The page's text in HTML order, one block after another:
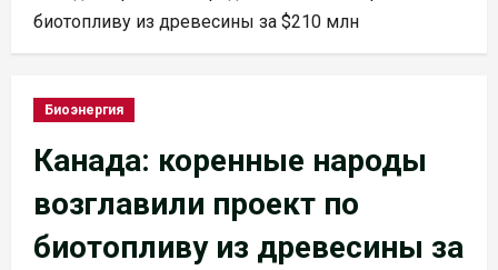
биотопливу из древесины за $210 млн
Биоэнергия
Канада: коренные народы
возглавили проект по
биотопливу из древесины за